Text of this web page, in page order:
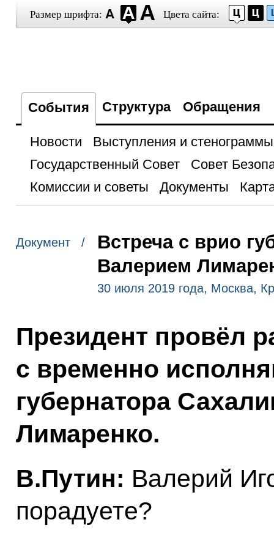
Размер шрифта: Цвета сайта:
События Структура Обращения
Новости
Выступления и стенограммы
Государственный Совет
Совет
Комиссии и советы
Документы
Документ /
Встреча с врио
Валерием
30 июля 2019 года, Москва,
Президент провёл
с временно
губернатора
Лимаренко.
В.Путин: Валерий
порадуете?